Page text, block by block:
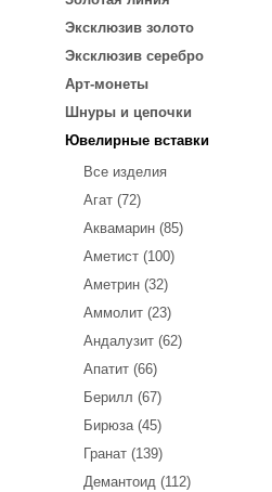
Эксклюзив золото
Эксклюзив серебро
Арт-монеты
Шнуры и цепочки
Ювелирные вставки
Все изделия
Агат (72)
Аквамарин (85)
Аметист (100)
Аметрин (32)
Аммолит (23)
Андалузит (62)
Апатит (66)
Берилл (67)
Бирюза (45)
Гранат (139)
Демантоид (112)